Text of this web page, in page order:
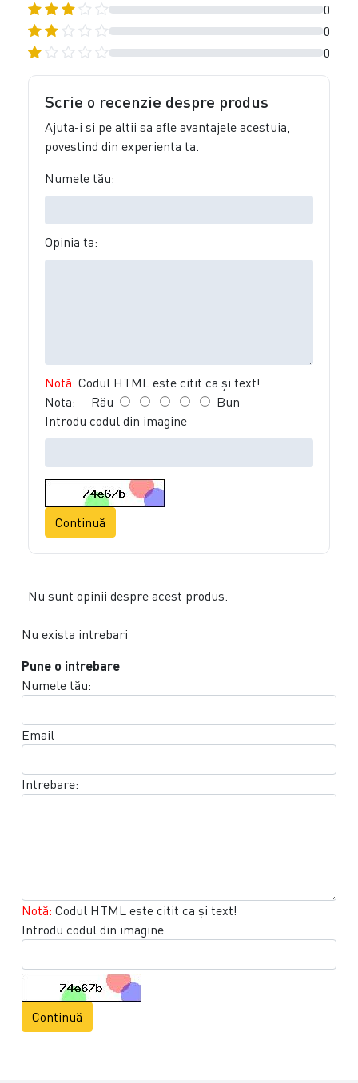
0
0
0
Scrie o recenzie despre produs
Ajuta-i si pe altii sa afle avantajele acestuia,
povestind din experienta ta.
Numele tău:
Opinia ta:
Notă: Codul HTML este citit ca şi text!
Nota: Rău
Bun
Introdu codul din imagine
Continuă
Nu sunt opinii despre acest produs.
Nu exista intrebari
Pune o intrebare
Numele tău:
Email
Intrebare:
Notă: Codul HTML este citit ca şi text!
Introdu codul din imagine
Continuă